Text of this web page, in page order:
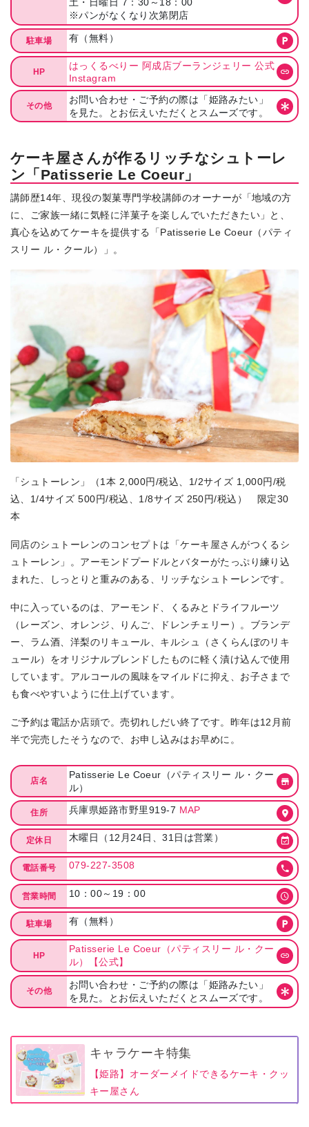
土・日曜日 7：30～18：00
※パンがなくなり次第閉店
駐車場 有（無料）
HP
はっくるべりー 阿成店ブーランジェリー 公式
Instagram
その他
お問い合わせ・ご予約の際は「姫路みたい」
を見た。とお伝えいただくとスムーズです。
ケーキ屋さんが作るリッチなシュトーレ
ン「Patisserie Le Coeur」
講師歴14年、現役の製菓専門学校講師のオーナーが「地域の方
に、ご家族一緒に気軽に洋菓子を楽しんでいただきたい」と、
真心を込めてケーキを提供する「Patisserie Le Coeur（パティ
スリー ル・クール）」。
「シュトーレン」（1本 2,000円/税込、1/2サイズ 1,000円/税
込、1/4サイズ 500円/税込、1/8サイズ 250円/税込） 限定30
本
同店のシュトーレンのコンセプトは「ケーキ屋さんがつくるシ
ュトーレン」。アーモンドプードルとバターがたっぷり練り込
まれた、しっとりと重みのある、リッチなシュトーレンです。
中に入っているのは、アーモンド、くるみとドライフルーツ
（レーズン、オレンジ、りんご、ドレンチェリー）。ブランデ
ー、ラム酒、洋梨のリキュール、キルシュ（さくらんぼのリキ
ュール）をオリジナルブレンドしたものに軽く漬け込んで使用
しています。アルコールの風味をマイルドに抑え、お子さまで
も食べやすいように仕上げています。
ご予約は電話か店頭で。売切れしだい終了です。昨年は12月前
半で完売したそうなので、お申し込みはお早めに。
店名
Patisserie Le Coeur（パティスリー ル・クー
ル）
住所 兵庫県姫路市野里919-7 MAP
定休日 木曜日（12月24日、31日は営業）
電話番号 079-227-3508
営業時間 10：00～19：00
駐車場 有（無料）
HP
Patisserie Le Coeur（パティスリー ル・クー
ル）【公式】
その他
お問い合わせ・ご予約の際は「姫路みたい」
を見た。とお伝えいただくとスムーズです。
キャラケーキ特集
【姫路】オーダーメイドできるケーキ・クッ
キー屋さん